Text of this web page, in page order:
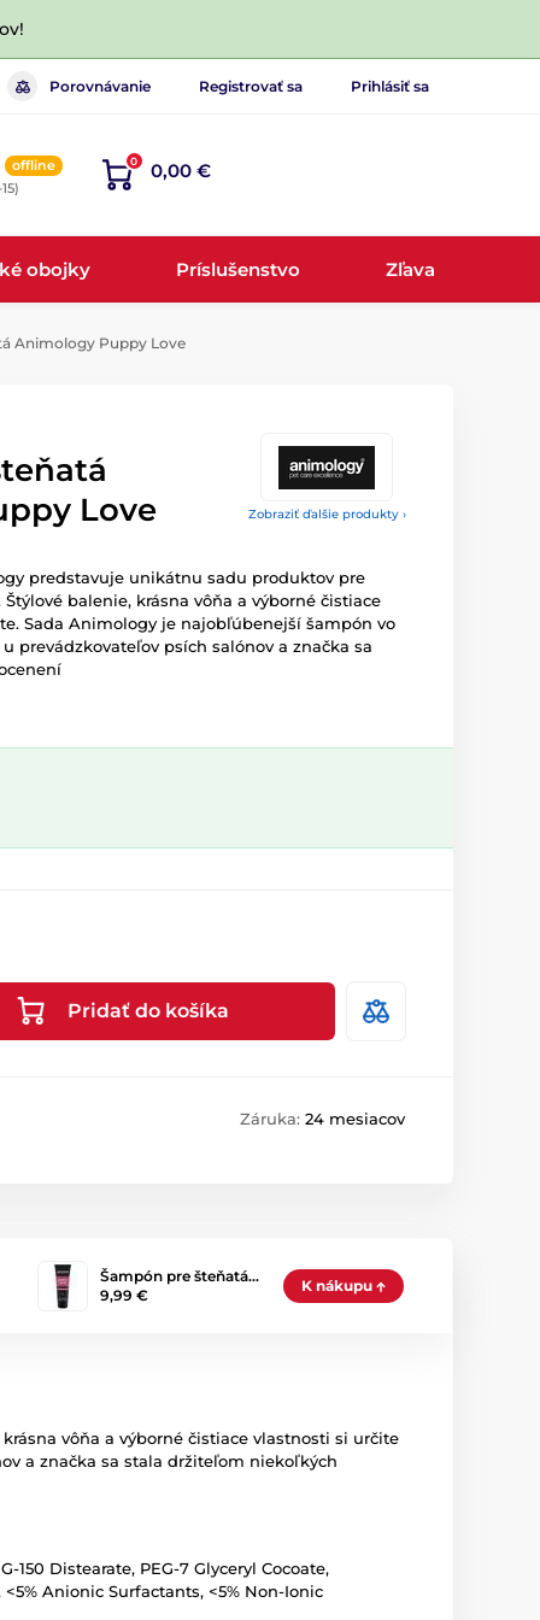
Porovnávanie Registrovať sa Prihlásiť sa
offline
0 0,00 €
obojky Príslušenstvo Zľava
Animology Puppy Love
Zobraziť ďalšie produkty ›
Love
predstavuje unikátnu sadu produktov pre
balenie, krásna vôňa a výborné čistiace
Sada Animology je najobľúbenejší šampón vo
prevádzkovateľov psích salónov a značka sa
Pridať do košíka
Záruka: 24 mesiacov
Šampón pre šteňatá…
9,99 €
K nákupu
vôňa a výborné čistiace vlastnosti si určite
a značka sa stala držiteľom niekoľkých
Distearate, PEG-7 Glyceryl Cocoate,
Anionic Surfactants, <5% Non-Ionic